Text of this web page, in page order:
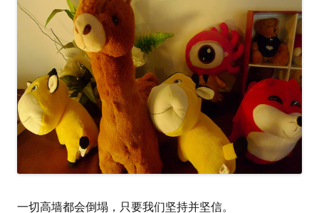
一切高墙都会倒塌，只要我们坚持并坚信。